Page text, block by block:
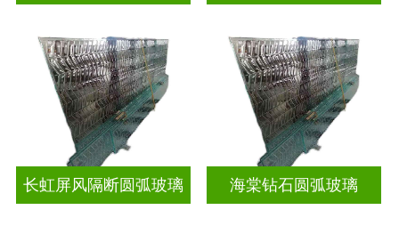
长虹屏风隔断圆弧玻璃 海棠钻石圆弧玻璃